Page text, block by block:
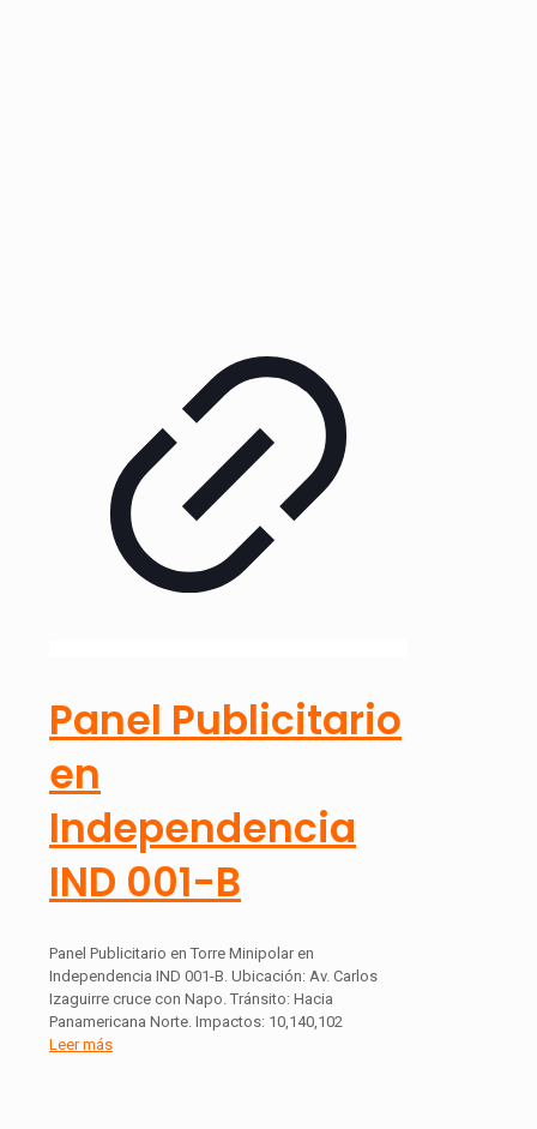
Panel Publicitario
en
Independencia
IND 001-B
Panel Publicitario en Torre Minipolar en
Independencia IND 001-B. Ubicación: Av. Carlos
Izaguirre cruce con Napo. Tránsito: Hacia
Panamericana Norte. Impactos: 10,140,102
Leer más